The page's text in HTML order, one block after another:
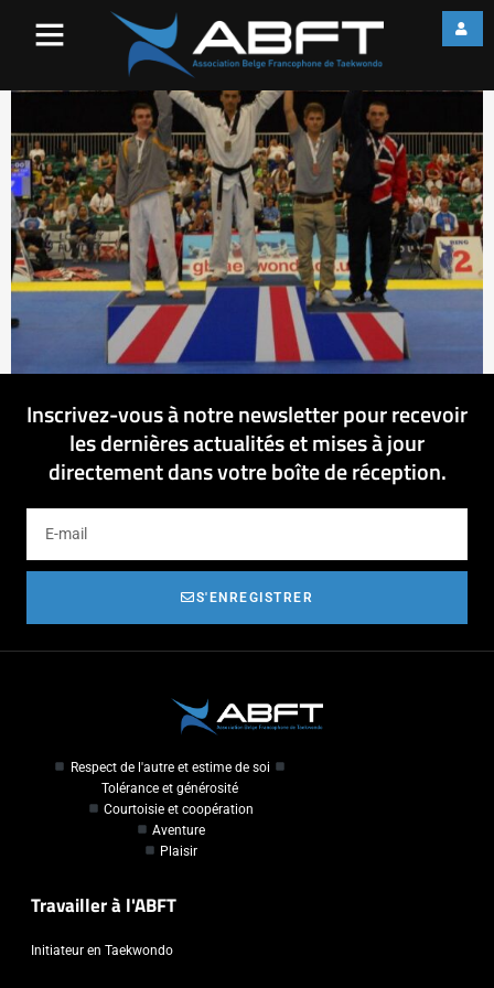
Inscrivez-vous à notre newsletter pour recevoir
les dernières actualités et mises à jour
directement dans votre boîte de réception.
S'ENREGISTRER
Respect de l'autre et estime de soi
Tolérance et générosité
Courtoisie et coopération
Aventure
Plaisir
Travailler à l'ABFT
Initiateur en Taekwondo